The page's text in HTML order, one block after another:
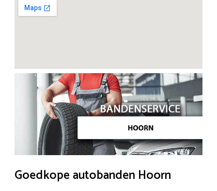
Goedkope autobanden Hoorn